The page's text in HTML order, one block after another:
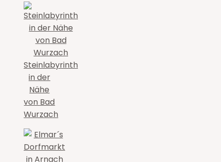
Steinlabyrinth
in der
Nähe
von Bad
Wurzach